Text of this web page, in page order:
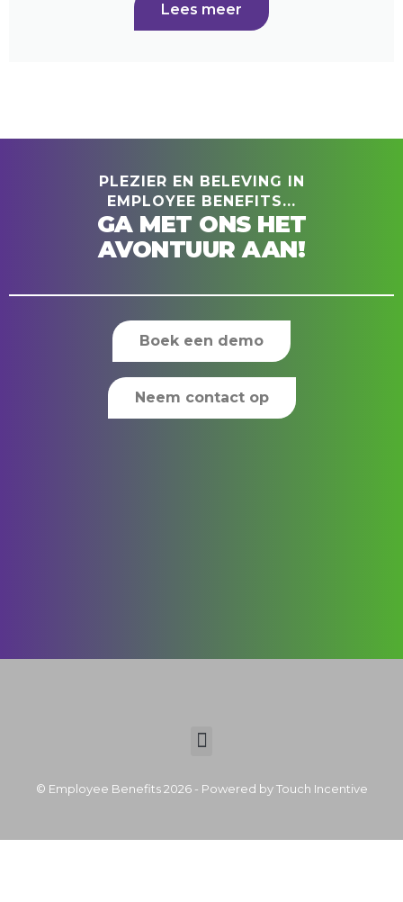
Lees meer
PLEZIER EN BELEVING IN
EMPLOYEE BENEFITS...
GA MET ONS HET
AVONTUUR AAN!
Boek een demo
Neem contact op
© Employee Benefits 2026 - Powered by Touch Incentive